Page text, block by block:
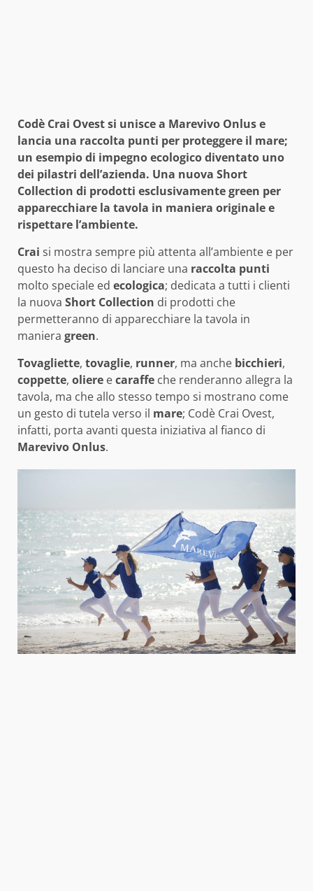
Codè Crai Ovest si unisce a Marevivo Onlus e
lancia una raccolta punti per proteggere il mare;
un esempio di impegno ecologico diventato uno
dei pilastri dell’azienda. Una nuova Short
Collection di prodotti esclusivamente green per
apparecchiare la tavola in maniera originale e
rispettare l’ambiente.
Crai si mostra sempre più attenta all’ambiente e per
questo ha deciso di lanciare una raccolta punti
molto speciale ed ecologica; dedicata a tutti i clienti
la nuova Short Collection di prodotti che
permetteranno di apparecchiare la tavola in
maniera green.
Tovagliette, tovaglie, runner, ma anche bicchieri,
coppette, oliere ecaraffe che renderanno allegra la
tavola, ma che allo stesso tempo si mostrano come
un gesto di tutela verso il mare; Codè Crai Ovest,
infatti, porta avanti questa iniziativa al fianco di
Marevivo Onlus.